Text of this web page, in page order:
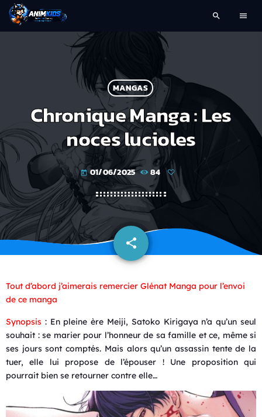
search menu
MANGAS
Chronique Manga : Les
noces lucioles
today 01/06/2025 84
share
email
Tout d’abord j’aimerais remercier Glénat Manga pour l’envoi
de ce manga
Synopsis : En pleine ère Meiji, Satoko Kirigaya n’a qu’un seul
souhait : se marier pour l’honneur de sa famille et ce, même si
ses jours sont comptés. Mais alors qu’un assassin tente de la
tuer, elle lui propose de l’épouser ! Une proposition qui
pourrait bien se retourner contre elle…